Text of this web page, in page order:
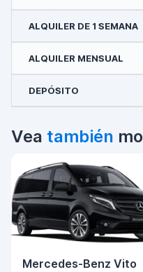
Vea también
Mercedes-Benz Vito